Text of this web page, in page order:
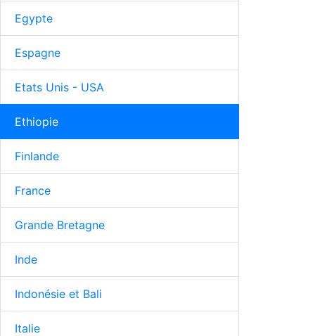
Egypte
Espagne
Etats Unis - USA
Ethiopie
Finlande
France
Grande Bretagne
Inde
Indonésie et Bali
Italie